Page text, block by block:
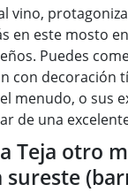
vino,
en este mosto
Puedes
con decoración
menudo, o sus
de una
Teja otro
sureste